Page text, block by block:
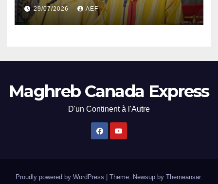
résilience économique et
affirmation d’une
souveraineté stratégique
29/07/2026 AEF
Maghreb Canada Express
D'un Continent à l'Autre
Proudly powered by WordPress Theme: Newsup by Themeansar.